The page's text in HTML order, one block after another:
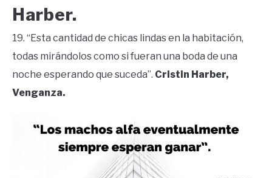
Harber.
19. “Esta cantidad de chicas lindas en la habitación,
todas mirándolos como si fueran una boda de una
noche esperando que suceda”. Cristin Harber,
Venganza.